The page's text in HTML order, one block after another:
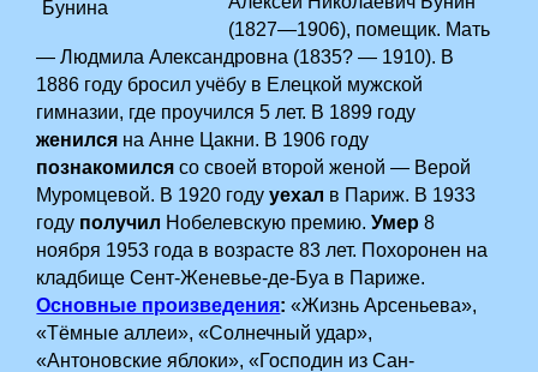
(1827—1906), помещик. Мать
— Людмила Александровна (1835? — 1910). В
1886 году бросил учёбу в Елецкой мужской
гимназии, где проучился 5 лет. В 1899 году
женился на Анне Цакни. В 1906 году
познакомился со своей второй женой — Верой
Муромцевой. В 1920 годууехал в Париж. В 1933
году получил Нобелевскую премию.Умер 8
ноября 1953 года в возрасте 83 лет. Похоронен на
кладбище Сент-Женевье-де-Буа в Париже.
Основные произведения: «Жизнь Арсеньева»,
«Тёмные аллеи», «Солнечный удар»,
«Антоновские яблоки», «Господин из Сан-